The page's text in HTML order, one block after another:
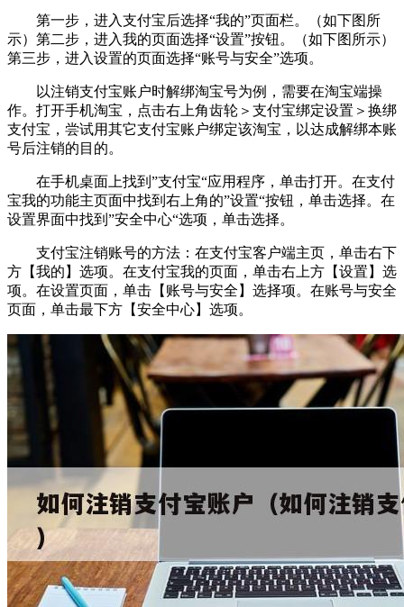
第一步，进入支付宝后选择“我的”页面栏。（如下图所
示）第二步，进入我的页面选择“设置”按钮。（如下图所示）
第三步，进入设置的页面选择“账号与安全”选项。
以注销支付宝账户时解绑淘宝号为例，需要在淘宝端操
作。打开手机淘宝，点击右上角齿轮＞支付宝绑定设置＞换绑
支付宝，尝试用其它支付宝账户绑定该淘宝，以达成解绑本账
号后注销的目的。
在手机桌面上找到”支付宝“应用程序，单击打开。在支付
宝我的功能主页面中找到右上角的”设置“按钮，单击选择。在
设置界面中找到”安全中心“选项，单击选择。
支付宝注销账号的方法：在支付宝客户端主页，单击右下
方【我的】选项。在支付宝我的页面，单击右上方【设置】选
项。在设置页面，单击【账号与安全】选择项。在账号与安全
页面，单击最下方【安全中心】选项。